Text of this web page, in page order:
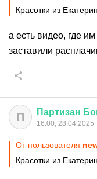
Красотки из
а есть видео, где
заставили
П Партизан
16:00, 28.04.2025
От пользователя
Красотки из